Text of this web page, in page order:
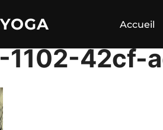
Accueil
42cf-